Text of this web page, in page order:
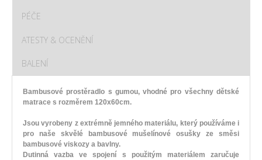
PÉČE
ATESTY & OCENĚNÍ
BALENÍ
Bambusové prostěradlo s gumou, vhodné pro všechny dětské
matrace s rozměrem 120x60cm.
Jsou vyrobeny z extrémně jemného materiálu, který používáme i
pro naše skvělé bambusové mušelínové osušky ze směsi
bambusové viskozy a bavlny.
Dutinná vazba ve spojení s použitým materiálem zaručuje